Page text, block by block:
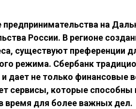
на
России. В регионе
существуют преференции
режима. Сбербанк
дает не только финансовые
сервисы, которые способны
время для более важных дел.